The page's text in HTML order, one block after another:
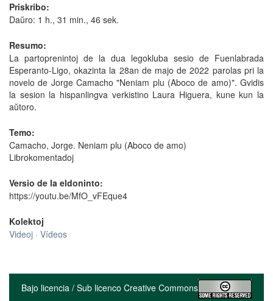
Priskribo:
Daŭro: 1 h., 31 min., 46 sek.
Resumo:
La partoprenintoj de la dua legokluba sesio de Fuenlabrada
Esperanto-Ligo, okazinta la 28an de majo de 2022 parolas pri la
novelo de Jorge Camacho "Neniam plu (Aboco de amo)". Gvidis
la sesion la hispanlingva verkistino Laura Higuera, kune kun la
aŭtoro.
Temo:
Camacho, Jorge. Neniam plu (Aboco de amo)
Librokomentadoj
Versio de la eldoninto:
https://youtu.be/MfO_vFEque4
Kolektoj
Videoj · Vídeos
Bajo licencia / Sub licenco Creative Commons